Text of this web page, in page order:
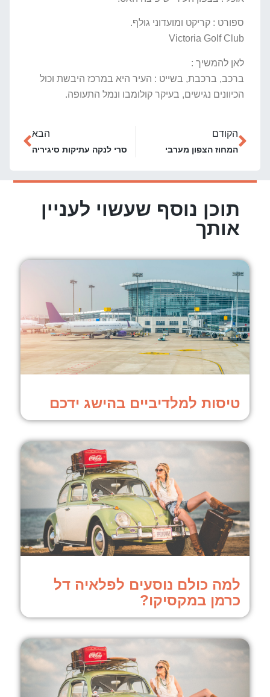
ספורט : קריקט ומועדוני גולף.
Victoria Golf Club
לאן להמשיך :
ברכב, ברכבת, בשייט : העיר היא במרכז היבשת וכול
הכיוונים נגישים, בעיקר קולומבו ונמל התעופה.
הקודם
המחוז הצפון מערבי
הבא
סרי לנקה עתיקות סיגיריה
תוכן נוסף שעשוי לעניין
אותך
טיסות למלדיביים בהישג ידכם
למה כולם נוסעים לפלאיה דל
כרמן במקסיקו?